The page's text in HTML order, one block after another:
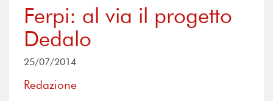
Ferpi: al via il progetto
Dedalo
25/07/2014
Redazione